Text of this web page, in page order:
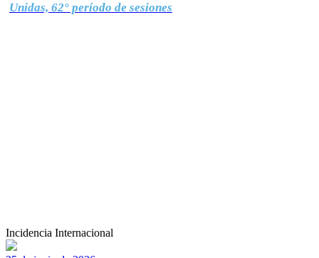
Unidas, 62° período de sesiones
Incidencia Internacional